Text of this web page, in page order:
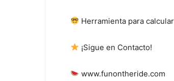
Herramienta para
¡Sigue en Contacto!
www.funontheride.com